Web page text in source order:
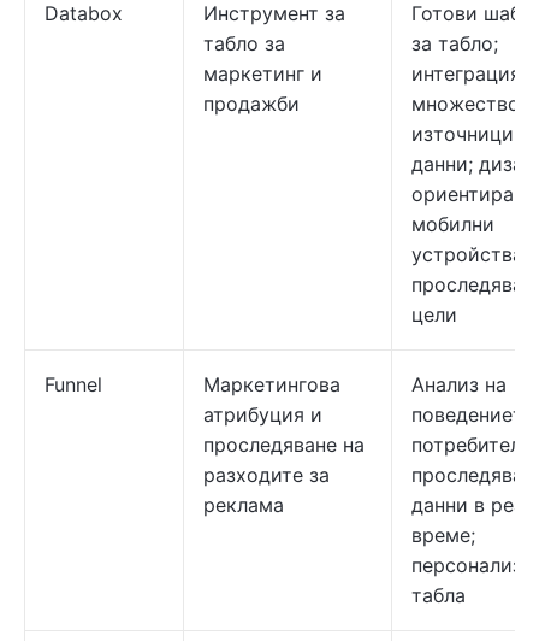
Databox
Инструмент за
табло за
маркетинг и
продажби
Готови
за табло;
интеграция с
множество
източници
данни;
ориентиран
мобилни
устройства;
цели
Funnel
Маркетингова
атрибуция и
проследяване на
разходите за
реклама
Анализ на
данни в
време;
табла